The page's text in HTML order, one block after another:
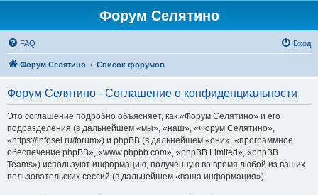
Форум Селятино
FAQ Вход
Форум Селятино Список форумов
Форум Селятино - Соглашение о конфиденциальности
Это соглашение подробно объясняет, как «Форум Селятино» и его
подразделения (в дальнейшем «мы», «наш», «Форум Селятино»,
«https://infosel.ru/forum») и phpBB (в дальнейшем «они», «программное
обеспечение phpBB», «www.phpbb.com», «phpBB Limited», «phpBB
Teams») используют информацию, полученную во время любой из ваших
пользовательских сессий (в дальнейшем «ваша информация»).